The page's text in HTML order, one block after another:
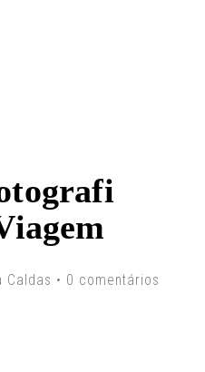
• 0 comentários